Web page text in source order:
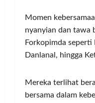
Momen
nyanyian dan tawa
Forkopimda
Danlanal, hingga
Mereka terlihat
bersama dalam